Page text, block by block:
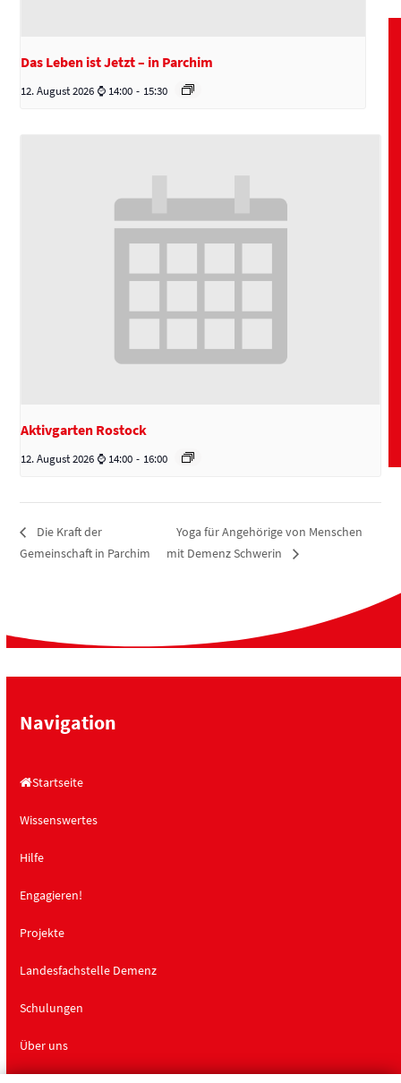
Das Leben ist Jetzt – in Parchim
12. August 2026 ⌚ 14:00 - 15:30
Aktivgarten Rostock
12. August 2026 ⌚ 14:00 - 16:00
Die Kraft der
Gemeinschaft in Parchim
Yoga für Angehörige von Menschen
mit Demenz Schwerin
Navigation
Startseite
Wissenswertes
Hilfe
Engagieren!
Projekte
Landesfachstelle Demenz
Schulungen
Über uns